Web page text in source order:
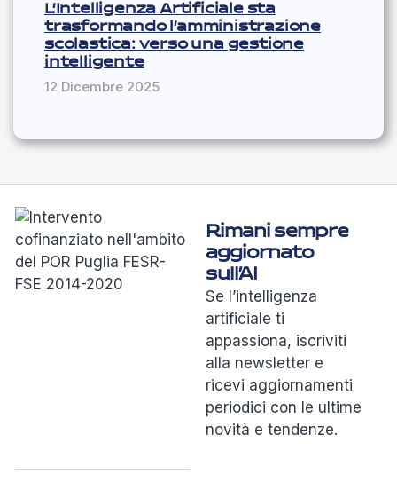
L’Intelligenza Artificiale sta
trasformando l’amministrazione
scolastica: verso una gestione
intelligente
12 Dicembre 2025
Rimani sempre
aggiornato
sull’AI
Se l’intelligenza
artificiale ti
appassiona, iscriviti
alla newsletter e
ricevi aggiornamenti
periodici con le ultime
novità e tendenze.